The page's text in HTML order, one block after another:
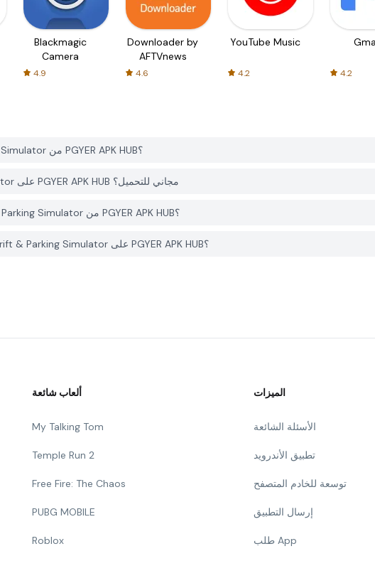
Blackmagic
Camera
4.9
Downloader by
AFTVnews
4.6
YouTube Music
4.2 4.2
كيف يمكنني تحميل SF90 Drift & Parking Simulator من PGYER APK HUB؟
هل التطبيق SF90 Drift & Parking Simulator على PGYER APK HUB مجاني للتحميل؟
هل أحتاج إلى حساب لتحميل SF90 Drift & Parking Simulator من PGYER APK HUB؟
كيف يمكنني الإبلاغ عن مشكلة في SF90 Drift & Parking Simulator على PGYER APK HUB؟
ألعاب شائعة
My Talking Tom
Temple Run 2
Free Fire: The Chaos
PUBG MOBILE
Roblox
الميزات
الأسئلة الشائعة
تطبيق الأندرويد
توسعة للخادم المتصفح
إرسال التطبيق
طلب App